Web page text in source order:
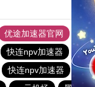
优途加速器官网 风
快连npv加速器 一
快连npv加速器 十